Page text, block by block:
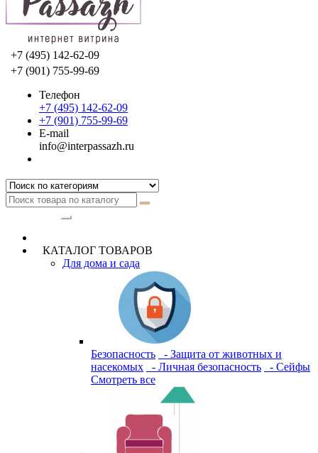
+7 (495) 142-62-09
+7 (901) 755-99-69
Телефон
+7 (495) 142-62-09
+7 (901) 755-99-69
E-mail
info@interpassazh.ru
КАТАЛОГ ТОВАРОВ
Для дома и сада
Безопасность
- Защита от животных и
насекомых
- Личная безопасность
- Сейфы
Смотреть все